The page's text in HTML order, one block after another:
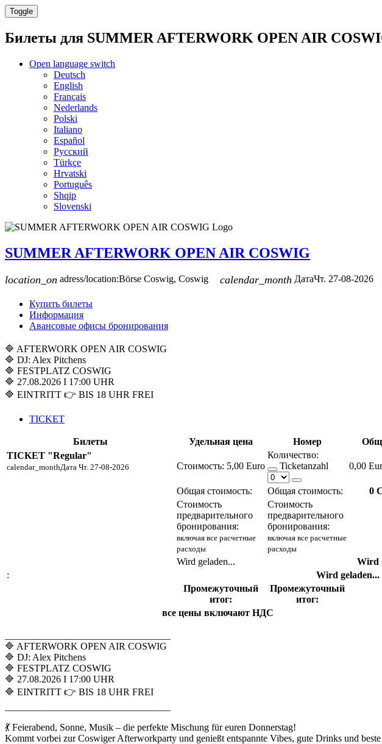
Toggle
Билеты для SUMMER AFTERWORK OPEN AIR
Open language switch
Deutsch
English
Français
Nederlands
Polski
Italiano
Español
Русский
Türkçe
Hrvatski
Português
Shqip
Slovenski
SUMMER AFTERWORK OPEN AIR COSWIG
location_on adress/location:Börse Coswig, Coswig calendar_month ДатаЧт. 27-08-2026
Купить билеты
Информация
Авансовые офисы бронирования
🔷 AFTERWORK OPEN AIR COSWIG
🔷 DJ: Alex Pitchens
🔷 FESTPLATZ COSWIG
🔷 27.08.2026 I 17:00 UHR
🔷 EINTRITT 👉 BIS 18 UHR FREI
TICKET
Билеты Удельная цена Номер
TICKET "Regular"
calendar_monthДата Чт. 27-08-2026 Стоимость: 5,00 Euro
Количество:
Ticketanzahl
0,00
Общая стоимость: Общая стоимость: 0
Стоимость
предварительного
бронирования:
включая все расчетные
расходы
Стоимость
предварительного
бронирования:
включая все расчетные
расходы
Wird geladen...
Wird
:
Wird geladen...
Промежуточный
итог:
Промежуточный
итог:
все цены включают НДС
🔷 AFTERWORK OPEN AIR COSWIG
🔷 DJ: Alex Pitchens
🔷 FESTPLATZ COSWIG
🔷 27.08.2026 I 17:00 UHR
🔷 EINTRITT 👉 BIS 18 UHR FREI
💃 Feierabend, Sonne, Musik – die perfekte Mischung für euren Donnerstag!
Kommt vorbei zur Coswiger Afterworkparty und genießt entspannte Vibes, gute Drinks und